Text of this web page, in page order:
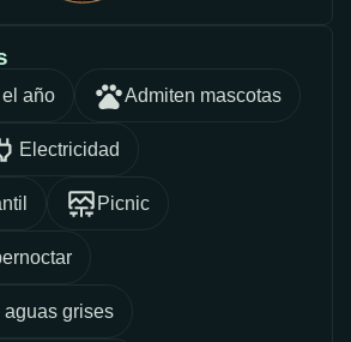
año Admiten mascotas
Electricidad
Picnic
grises